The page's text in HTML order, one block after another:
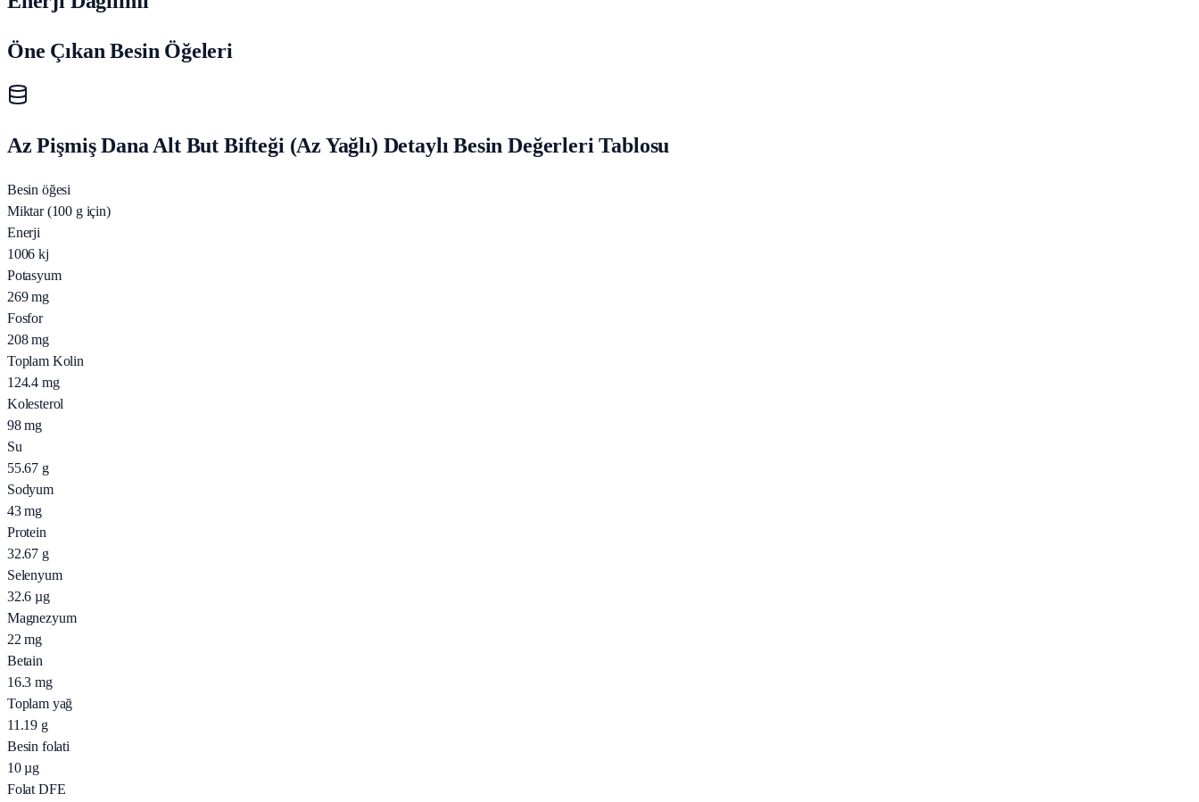
Öne Çıkan Besin Öğeleri
Az Pişmiş Dana Alt But Bifteği (Az Yağlı) Detaylı Besin Değerleri Tablosu
Besin öğesi
Miktar (100 g için)
Enerji
1006 kj
Potasyum
269 mg
Fosfor
208 mg
Toplam Kolin
124.4 mg
Kolesterol
98 mg
Su
55.67 g
Sodyum
43 mg
Protein
32.67 g
Selenyum
32.6 µg
Magnezyum
22 mg
Betain
16.3 mg
Toplam yağ
11.19 g
Besin folati
10 µg
Folat DFE